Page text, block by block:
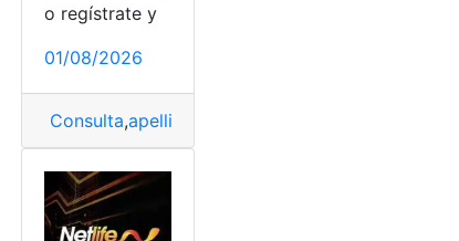
arrullos cortos
o regístrate y
01/08/2026
Consulta,apellidos y nombres